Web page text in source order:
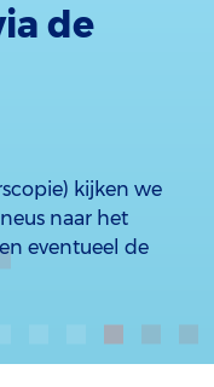
de
kijken we
naar het
eventueel de